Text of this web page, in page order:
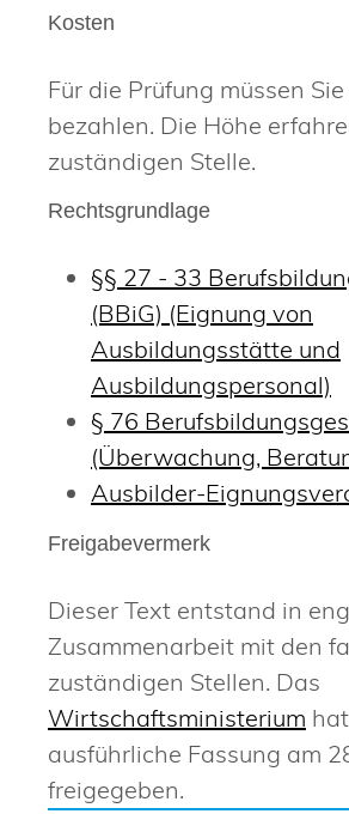
Kosten
Für die Prüfung müssen
bezahlen. Die Höhe
zuständigen Stelle.
Rechtsgrundlage
§§ 27 - 33
(BBiG) (Eignung von
Ausbildungsstätte und
Ausbildungspersonal)
§ 76
(Überwachung,
Ausbilder-
Freigabevermerk
Dieser Text entstand in
Zusammenarbeit mit den
zuständigen Stellen. Das
Wirtschaftsministerium
ausführliche Fassung am
freigegeben.